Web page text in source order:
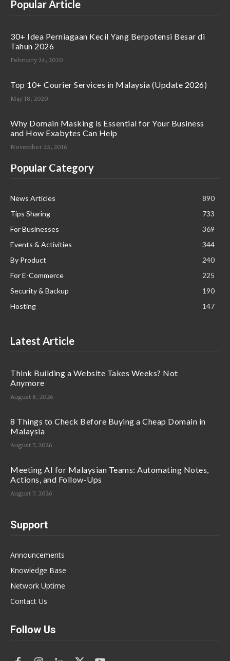
Popular Article
30+ Idea Perniagaan Kecil Yang Berpotensi Besar di
Tahun 2026
February 24, 2020
Top 10+ Courier Services in Malaysia (Update 2026)
May 18, 2020
Why Domain Masking is Essential for Your Business
and How Exabytes Can Help
November 25, 2016
Popular Category
News Articles
890
Tips Sharing
733
For Businesses
369
Events & Activities
344
By Product
240
For E-Commerce
225
Security & Backup
190
Hosting
147
Latest Article
Think Building a Website Takes Weeks? Not
Anymore
August 8, 2026
8 Things to Check Before Buying a Cheap Domain in
Malaysia
August 7, 2026
Meeting AI for Malaysian Teams: Automating Notes,
Actions, and Follow-Ups
August 7, 2026
Support
Announcements
Knowledge Base
Network Uptime
Contact Us
Follow Us